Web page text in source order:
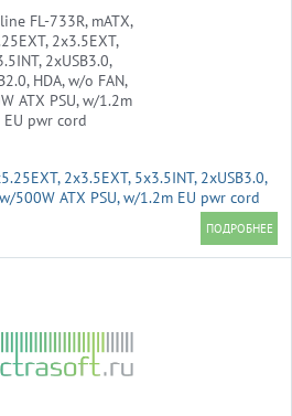
2x3.5EXT, 5x3.5INT, 2xUSB3.0,
500W ATX PSU, w/1.2m EU pwr cord